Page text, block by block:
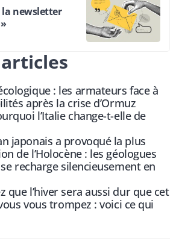
la newsletter
: les armateurs face à
après la crise d’Ormuz
l’Italie change-t-elle de
japonais a provoqué la plus
de l’Holocène : les géologues
recharge silencieusement en
que l’hiver sera aussi dur que cet
vous trompez : voici ce qui